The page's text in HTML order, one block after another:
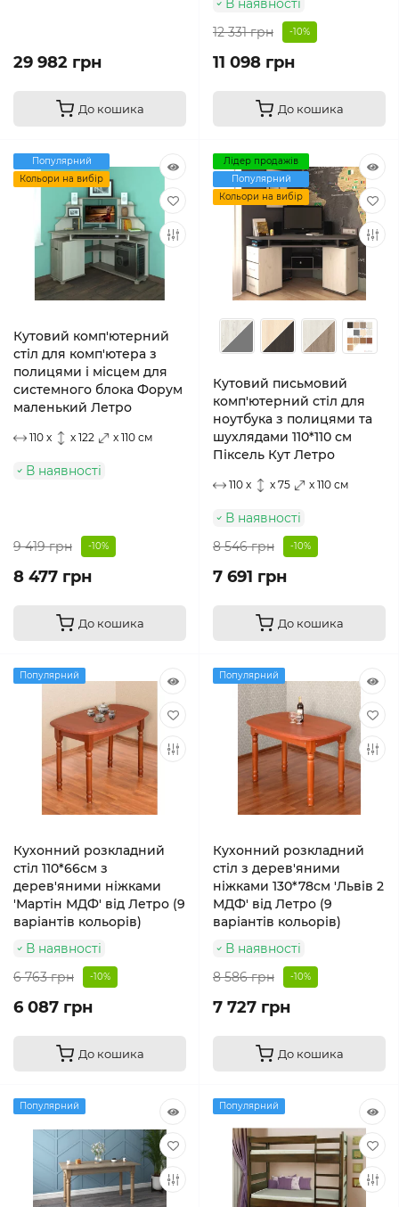
29 982 грн
До кошика
В наявності
12 331 грн
-10%
11 098 грн
До кошика
Популярний
Кольори на вибір
Кутовий комп'ютерний
стіл для комп'ютера з
полицями і місцем для
системного блока Форум
маленький Летро
110 x x 122 x 110 см
В наявності
9 419 грн -10%
8 477 грн
До кошика
Лідер продажів
Популярний
Кольори на вибір
Кутовий письмовий
комп'ютерний стіл для
ноутбука з полицями та
шухлядами 110*110 см
Піксель Кут Летро
110 x x 75 x 110 см
В наявності
8 546 грн
-10%
7 691 грн
До кошика
Популярний
Кухонний розкладний
стіл 110*66см з
дерев'яними ніжками
'Мартін МДФ' від Летро (9
варіантів кольорів)
В наявності
6 763 грн
-10%
6 087 грн
До кошика
Популярний
Кухонний розкладний
стіл з дерев'яними
ніжками 130*78см 'Львів 2
МДФ' від Летро (9
варіантів кольорів)
В наявності
8 586 грн
-10%
7 727 грн
До кошика
Популярний Популярний